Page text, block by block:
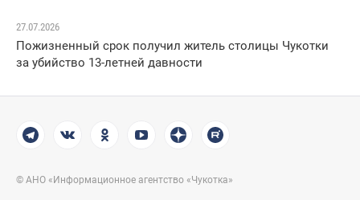
27.07.2026
Пожизненный срок получил житель столицы Чукотки
за убийство 13-летней давности
© АНО «Информационное агентство «Чукотка»